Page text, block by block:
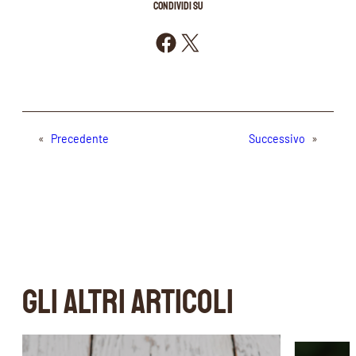
CONDIVIDI SU
Condividi su Facebook
Condividi su X
« Precedente Successivo »
GLI ALTRI ARTICOLI